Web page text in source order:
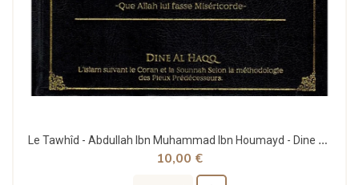
Le Tawhîd - Abdullah Ibn Muhammad Ibn Houmayd - Dine Al Haqq
10,00 €